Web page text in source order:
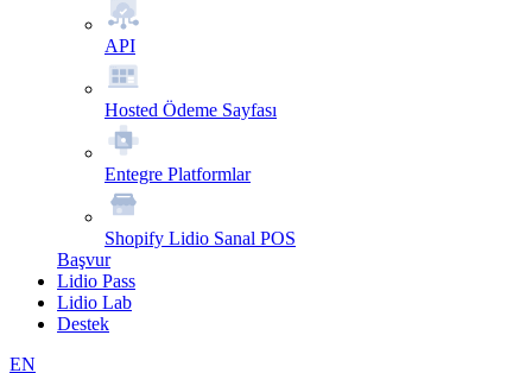
API
Hosted Ödeme Sayfası
Entegre Platformlar
Shopify Lidio Sanal POS
Başvur
Lidio Pass
Lidio Lab
Destek
EN